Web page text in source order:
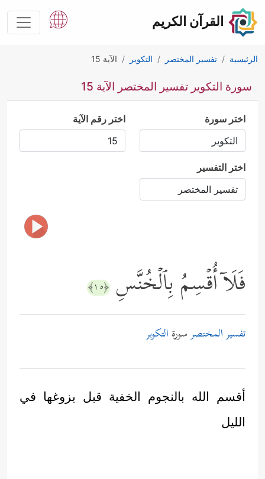
القرآن الكريم
الرئيسية تفسير المختصر التكوير الآية 15
سورة التكوير تفسير المختصر الآية 15
اختر سورة اختر رقم الآية
اختر التفسير
فَلَاۤ أُقۡسِمُ بِٱلۡخُنَّسِ ﴿١٥﴾
تفسير المختصرسورة التكوير
أقسم الله بالنجوم الخفية قبل بزوغها في
الليل